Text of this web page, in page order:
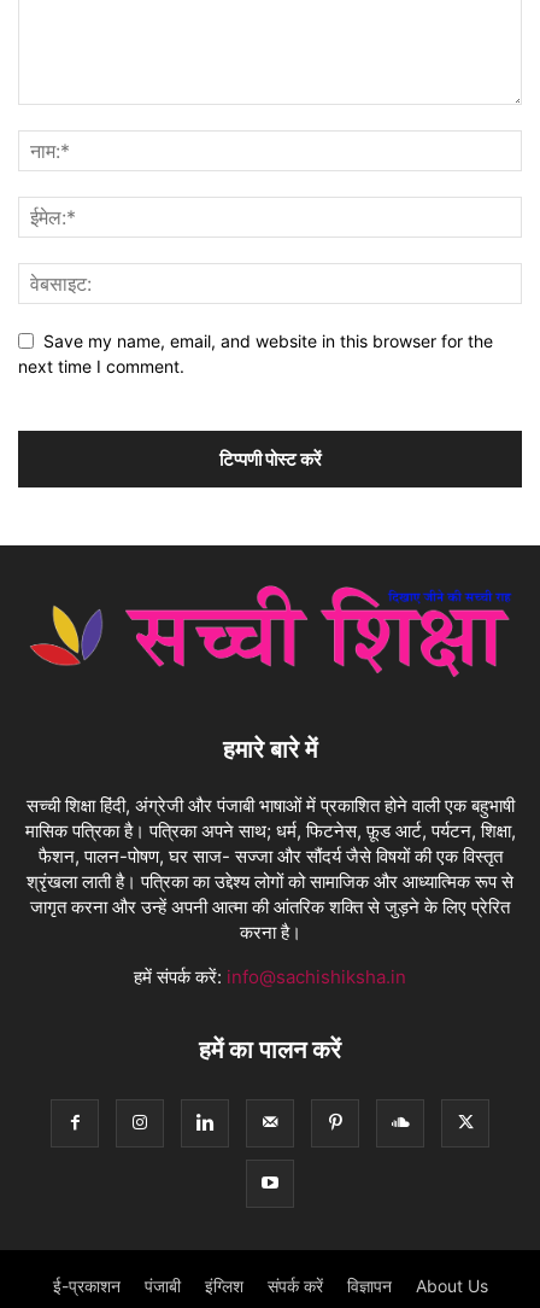
Save my name, email, and website in this browser for the
next time I comment.
हमारे बारे में
सच्ची शिक्षा हिंदी, अंग्रेजी और पंजाबी भाषाओं में प्रकाशित होने वाली एक बहुभाषी
मासिक पत्रिका है। पत्रिका अपने साथ; धर्म, फिटनेस, फ़ूड आर्ट, पर्यटन, शिक्षा,
फैशन, पालन-पोषण, घर साज- सज्जा और सौंदर्य जैसे विषयों की एक विस्तृत
श्रृंखला लाती है। पत्रिका का उद्देश्य लोगों को सामाजिक और आध्यात्मिक रूप से
जागृत करना और उन्हें अपनी आत्मा की आंतरिक शक्ति से जुड़ने के लिए प्रेरित
करना है।
हमें संपर्क करें: info@sachishiksha.in
हमें का पालन करें
ई-प्रकाशन पंजाबी इंग्लिश संपर्क करें विज्ञापन About Us